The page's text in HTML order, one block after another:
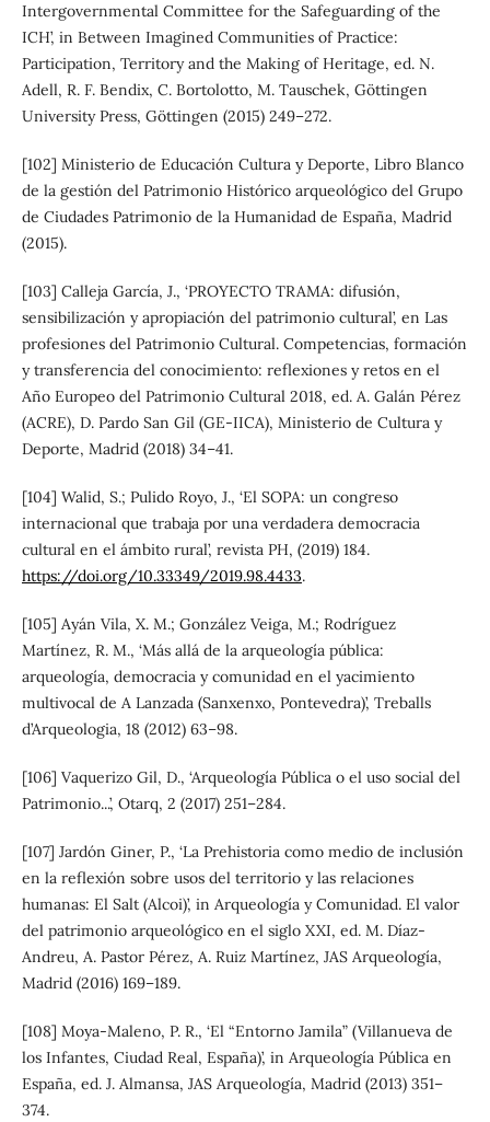
Intergovernmental Committee for the Safeguarding of the
ICH’, in Between Imagined Communities of Practice:
Participation, Territory and the Making of Heritage, ed. N.
Adell, R. F. Bendix, C. Bortolotto, M. Tauschek, Göttingen
University Press, Göttingen (2015) 249–272.
[102] Ministerio de Educación Cultura y Deporte, Libro Blanco
de la gestión del Patrimonio Histórico arqueológico del Grupo
de Ciudades Patrimonio de la Humanidad de España, Madrid
(2015).
[103] Calleja García, J., ‘PROYECTO TRAMA: difusión,
sensibilización y apropiación del patrimonio cultural’, en Las
profesiones del Patrimonio Cultural. Competencias, formación
y transferencia del conocimiento: reflexiones y retos en el
Año Europeo del Patrimonio Cultural 2018, ed. A. Galán Pérez
(ACRE), D. Pardo San Gil (GE-IICA), Ministerio de Cultura y
Deporte, Madrid (2018) 34–41.
[104] Walid, S.; Pulido Royo, J., ‘El SOPA: un congreso
internacional que trabaja por una verdadera democracia
cultural en el ámbito rural’, revista PH, (2019) 184.
https://doi.org/10.33349/2019.98.4433.
[105] Ayán Vila, X. M.; González Veiga, M.; Rodríguez
Martínez, R. M., ‘Más allá de la arqueología pública:
arqueología, democracia y comunidad en el yacimiento
multivocal de A Lanzada (Sanxenxo, Pontevedra)’, Treballs
d’Arqueologia, 18 (2012) 63–98.
[106] Vaquerizo Gil, D., ‘Arqueología Pública o el uso social del
Patrimonio...’, Otarq, 2 (2017) 251–284.
[107] Jardón Giner, P., ‘La Prehistoria como medio de inclusión
en la reflexión sobre usos del territorio y las relaciones
humanas: El Salt (Alcoi)’, in Arqueología y Comunidad. El valor
del patrimonio arqueológico en el siglo XXI, ed. M. Díaz-
Andreu, A. Pastor Pérez, A. Ruiz Martínez, JAS Arqueología,
Madrid (2016) 169–189.
[108] Moya-Maleno, P. R., ‘El “Entorno Jamila” (Villanueva de
los Infantes, Ciudad Real, España)’, in Arqueología Pública en
España, ed. J. Almansa, JAS Arqueología, Madrid (2013) 351–
374.